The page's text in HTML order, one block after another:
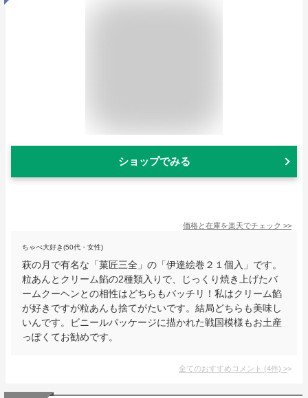
ショップでみる
価格と在庫を楽天でチェック >>
ちゃぺ大好き(50代・女性)
萩の月で有名な「菓匠三全」の「伊達絵巻２１個入」です。
粒あんとクリーム餡の2種類入りで、じっくり焼き上げたバ
ームクーヘンとの相性はどちらもバッチリ！私はクリーム餡
が好きですが粒あんも捨てがたいです。結局どちらも美味し
いんです。ビニールパッケージに描かれた戦国模様もお土産
っぽくてお勧めです。
全てのおすすめコメント (4件) >